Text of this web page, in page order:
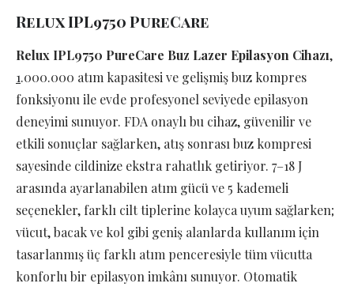
Relux IPL9750 PureCare
Relux IPL9750 PureCare Buz Lazer Epilasyon Cihazı,
1.000.000 atım kapasitesi ve gelişmiş buz kompres
fonksiyonu ile evde profesyonel seviyede epilasyon
deneyimi sunuyor. FDA onaylı bu cihaz, güvenilir ve
etkili sonuçlar sağlarken, atış sonrası buz kompresi
sayesinde cildinize ekstra rahatlık getiriyor. 7–18 J
arasında ayarlanabilen atım gücü ve 5 kademeli
seçenekler, farklı cilt tiplerine kolayca uyum sağlarken;
vücut, bacak ve kol gibi geniş alanlarda kullanım için
tasarlanmış üç farklı atım penceresiyle tüm vücutta
konforlu bir epilasyon imkânı sunuyor. Otomatik